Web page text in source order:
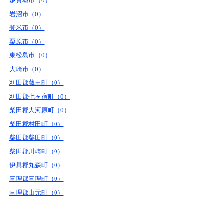
岩沼市（0）
登米市（0）
栗原市（0）
東松島市（0）
大崎市（0）
刈田郡蔵王町（0）
刈田郡七ヶ宿町（0）
柴田郡大河原町（0）
柴田郡村田町（0）
柴田郡柴田町（0）
柴田郡川崎町（0）
伊具郡丸森町（0）
亘理郡亘理町（0）
亘理郡山元町（0）